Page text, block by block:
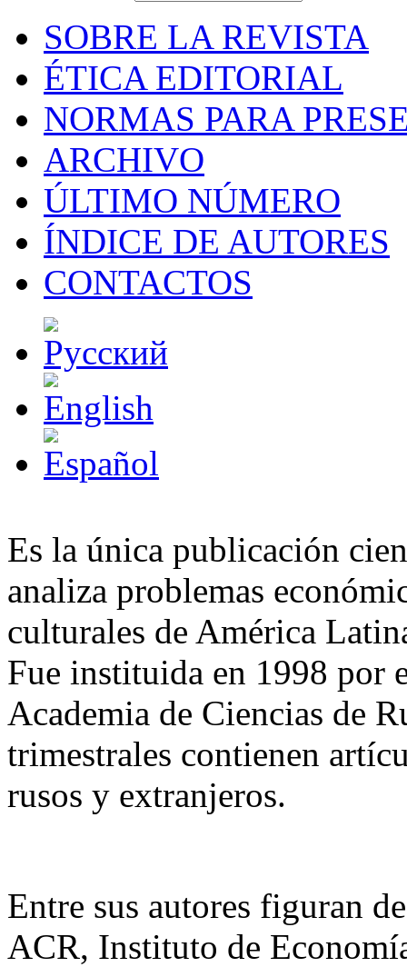
SOBRE LA REVISTA
ÉTICA EDITORIAL
NORMAS PARA
ARCHIVO
ÚLTIMO NÚMERO
ÍNDICE DE AUTORES
CONTACTOS
Es la única publicación
analiza problemas
culturales de América
Fue instituida en 1998 por
Academia de Ciencias de
trimestrales contienen
rusos y extranjeros.
Entre sus autores figuran
ACR, Instituto de